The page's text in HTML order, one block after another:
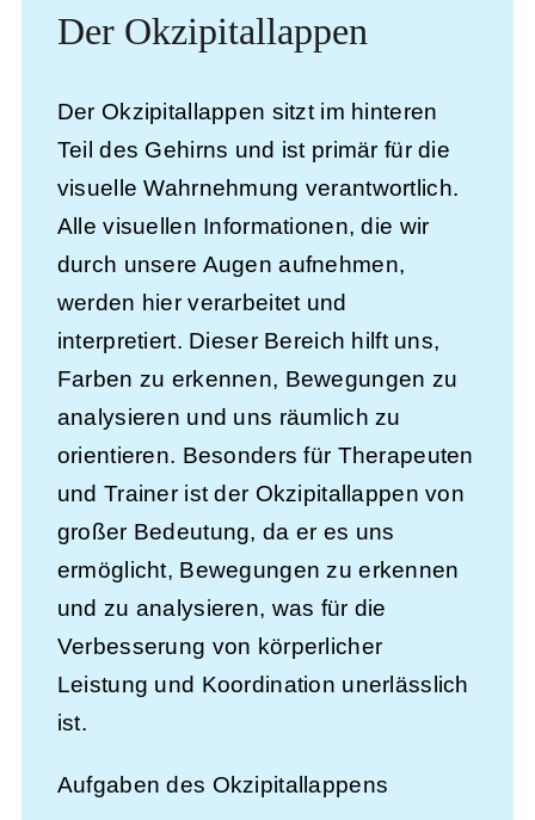
Der Okzipitallappen
Der Okzipitallappen sitzt im hinteren
Teil des Gehirns und ist primär für die
visuelle Wahrnehmung verantwortlich.
Alle visuellen Informationen, die wir
durch unsere Augen aufnehmen,
werden hier verarbeitet und
interpretiert. Dieser Bereich hilft uns,
Farben zu erkennen, Bewegungen zu
analysieren und uns räumlich zu
orientieren. Besonders für Therapeuten
und Trainer ist der Okzipitallappen von
großer Bedeutung, da er es uns
ermöglicht, Bewegungen zu erkennen
und zu analysieren, was für die
Verbesserung von körperlicher
Leistung und Koordination unerlässlich
ist.
Aufgaben des Okzipitallappens